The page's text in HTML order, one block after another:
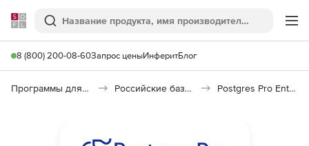
Softline
Поиск
8 (800) 200-08-60Запрос ценыИнферитБлог
Программы для программирования Российские базы данных (Импортозамещение) Postgres Pro Enterprise для 1С